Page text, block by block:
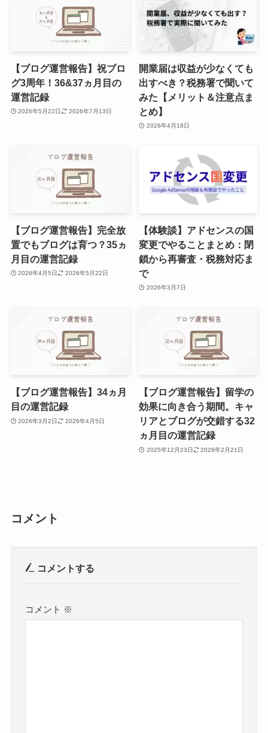
【ブログ運営報告】祝ブロ
グ3周年！36&37ヵ月目の
運営記録
2026年5月22日 2026年7月13日
開業届は収益が少なくても
出すべき？税務署で聞いて
みた【メリット＆注意点ま
とめ】
2026年4月18日
【ブログ運営報告】完全放
置でもブログは育つ？35ヵ
月目の運営記録
2026年4月5日 2026年5月22日
【体験談】アドセンスの国
変更でやることまとめ：閉
鎖から再審査・税務対応ま
で
2026年3月7日
【ブログ運営報告】34ヵ月
目の運営記録
2026年3月2日 2026年4月5日
【ブログ運営報告】留学の
効果に向き合う期間。キャ
リアとブログが交錯する32
ヵ月目の運営記録
2025年12月23日 2026年2月21日
コメント
コメントする
コメント ※